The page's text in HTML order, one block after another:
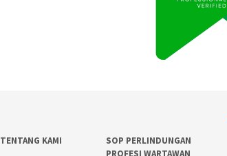
TENTANG KAMI
SOP PERLINDUNGAN
PROFESI WARTAWAN